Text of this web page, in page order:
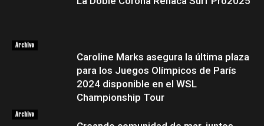
Archivo
Caroline Marks asegura la última plaza
para los Juegos Olímpicos de París
2024 disponible en el WSL
Championship Tour
Archivo